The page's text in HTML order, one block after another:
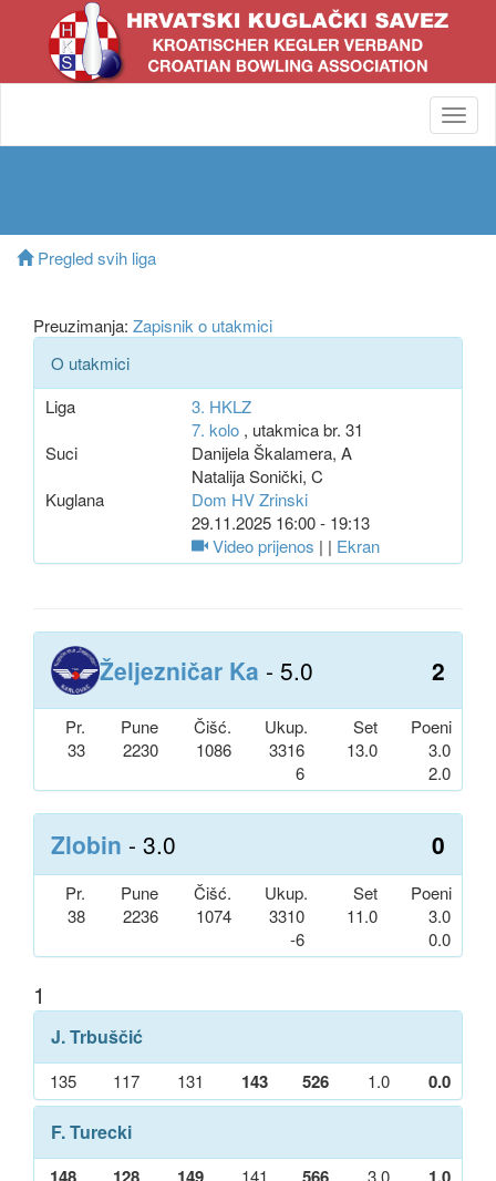
Pregled svih liga
Preuzimanja: Zapisnik o utakmici
O utakmici
Liga
3. HKLZ
7. kolo, utakmica br. 31
Suci
Danijela Škalamera, A
Natalija Sonički, C
Kuglana
Dom HV Zrinski
29.11.2025 16:00 - 19:13
Video prijenos | | Ekran
Željezničar Ka - 5.0 2
Pr. Pune Čišć. Ukup. Set
Poeni
33
2230 1086
3316
6
13.0
3.0
2.0
Zlobin - 3.0 0
Pr. Pune Čišć. Ukup. Set
Poeni
38
2236 1074
3310
-6
11.0
3.0
0.0
1
J. Trbuščić
135 117 131 143 526 1.0 0.0
F. Turecki
141 3.0